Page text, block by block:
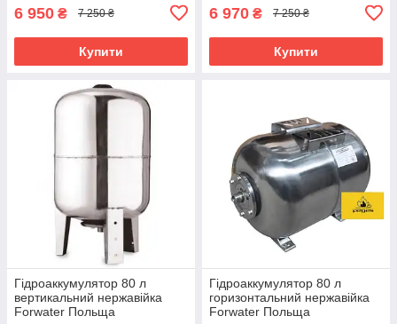
6 950 ₴ 7 250 ₴
Купити
6 970 ₴ 7 250 ₴
Купити
Гідроаккумулятор 80 л
вертикальний нержавійка
Forwater Польща
Гідроаккумулятор 80 л
горизонтальний нержавійка
Forwater Польща